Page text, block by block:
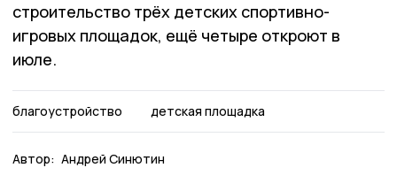
строительство трёх детских спортивно-
игровых площадок, ещё четыре откроют в
июле.
благоустройство детская площадка
Автор: Андрей Синютин